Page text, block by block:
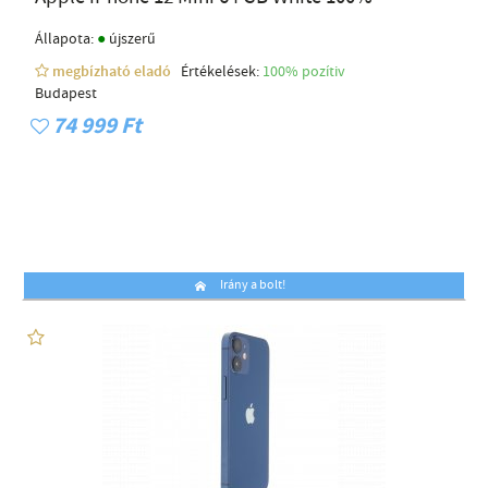
Állapota: ● újszerű
megbízható eladó
Értékelések: 100% pozítiv
Budapest
74 999 Ft
Irány a bolt!